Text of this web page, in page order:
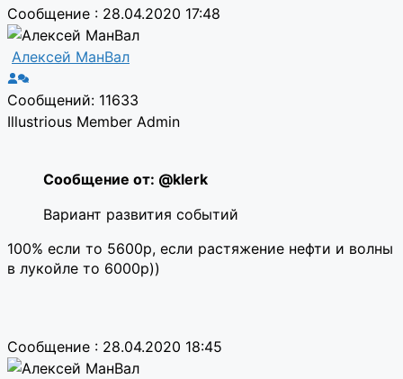
Сообщение : 28.04.2020 17:48
Алексей МанВал
Сообщений: 11633
Illustrious Member Admin
Сообщение от: @klerk
Вариант развития событий
100% если то 5600р, если растяжение нефти и волны
в лукойле то 6000р))
Сообщение : 28.04.2020 18:45